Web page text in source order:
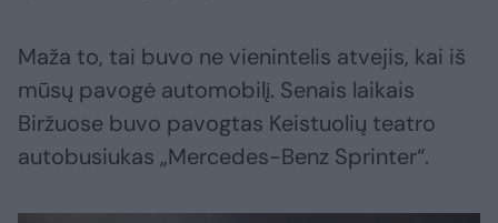
Maža to, tai buvo ne vienintelis atvejis, kai iš
mūsų pavogė automobilį. Senais laikais
Biržuose buvo pavogtas Keistuolių teatro
autobusiukas „Mercedes-Benz Sprinter“.